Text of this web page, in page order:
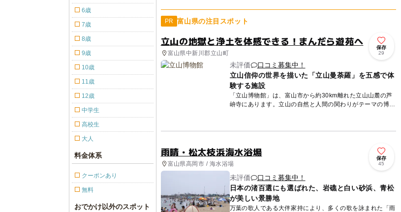
PR 富山県の注目スポット
立山の地獄と浄土を体感できる！まんだら遊苑へ
富山県中新川郡立山町
保存
29
未評価
口コミ募集中！
立山信仰の世界を描いた「立山曼荼羅」を五感で体
験する施設
「立山博物館」は、富山市から約30km離れた立山山麓の芦
峅寺にあります。立山の自然と人間の関わりがテーマの博物
雨晴・松太枝浜海水浴場
富山県高岡市 / 海水浴場
保存
45
未評価
口コミ募集中！
日本の渚百選にも選ばれた、岩礁と白い砂浜、青松
が美しい景勝地
万葉の歌人である大伴家持により、多くの歌を詠まれた「雨
6歳
7歳
8歳
9歳
10歳
11歳
12歳
中学生
高校生
大人
料金体系
クーポンあり
無料
おでかけ以外のスポット